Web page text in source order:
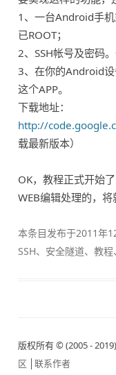
1、一台Android手
已ROOT；
2、SSH帐号及密码
3、在你的Android设
这个APP。
下载地址：
http://
载最新版本）
OK，教程正式开始
WEB编辑处理的，
本条目发布于2011年
SSH、 安全隧道、教程
版权所有 © (2005 - 2019)
区 │联系作者